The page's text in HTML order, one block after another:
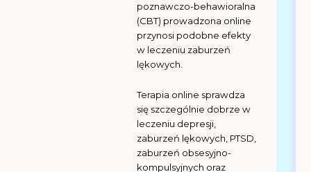
poznawczo-behawioralna
(CBT) prowadzona online
przynosi podobne efekty
w leczeniu zaburzeń
lękowych.
Terapia online sprawdza
się szczególnie dobrze w
leczeniu depresji,
zaburzeń lękowych, PTSD,
zaburzeń obsesyjno-
kompulsyjnych oraz